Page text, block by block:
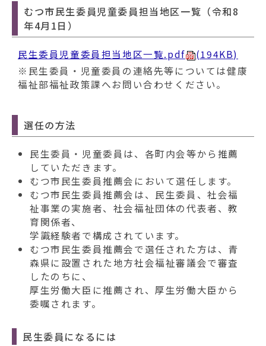
むつ市民生委員児童委員担当地区一覧（令和8
年4月1日）
民生委員児童委員担当地区一覧.pdf
(194KB)
※民生委員・児童委員の連絡先等については健康
福祉部福祉政策課へお問い合わせください。
選任の方法
民生委員・児童委員は、各町内会等から推薦
していただきます。
むつ市民生委員推薦会において選任します。
むつ市民生委員推薦会は、民生委員、社会福
祉事業の実施者、社会福祉団体の代表者、教
育関係者、
学識経験者で構成されています。
むつ市民生委員推薦会で選任された方は、青
森県に設置された地方社会福祉審議会で審査
したのちに、
厚生労働大臣に推薦され、厚生労働大臣から
委嘱されます。
民生委員になるには